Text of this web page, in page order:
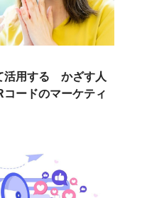
活用する かざす人
ードのマーケティ